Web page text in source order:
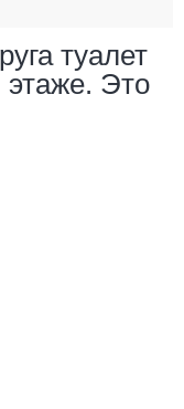
туалет
Это